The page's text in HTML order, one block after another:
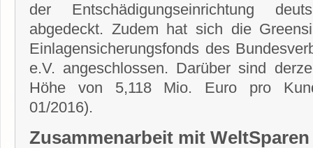
der Entschädigungseinrichtung
abgedeckt. Zudem hat sich die
Einlagensicherungsfonds des
e.V. angeschlossen. Darüber sind
Höhe von 5,118 Mio. Euro pro
01/2016).
Zusammenarbeit mit WeltSparen